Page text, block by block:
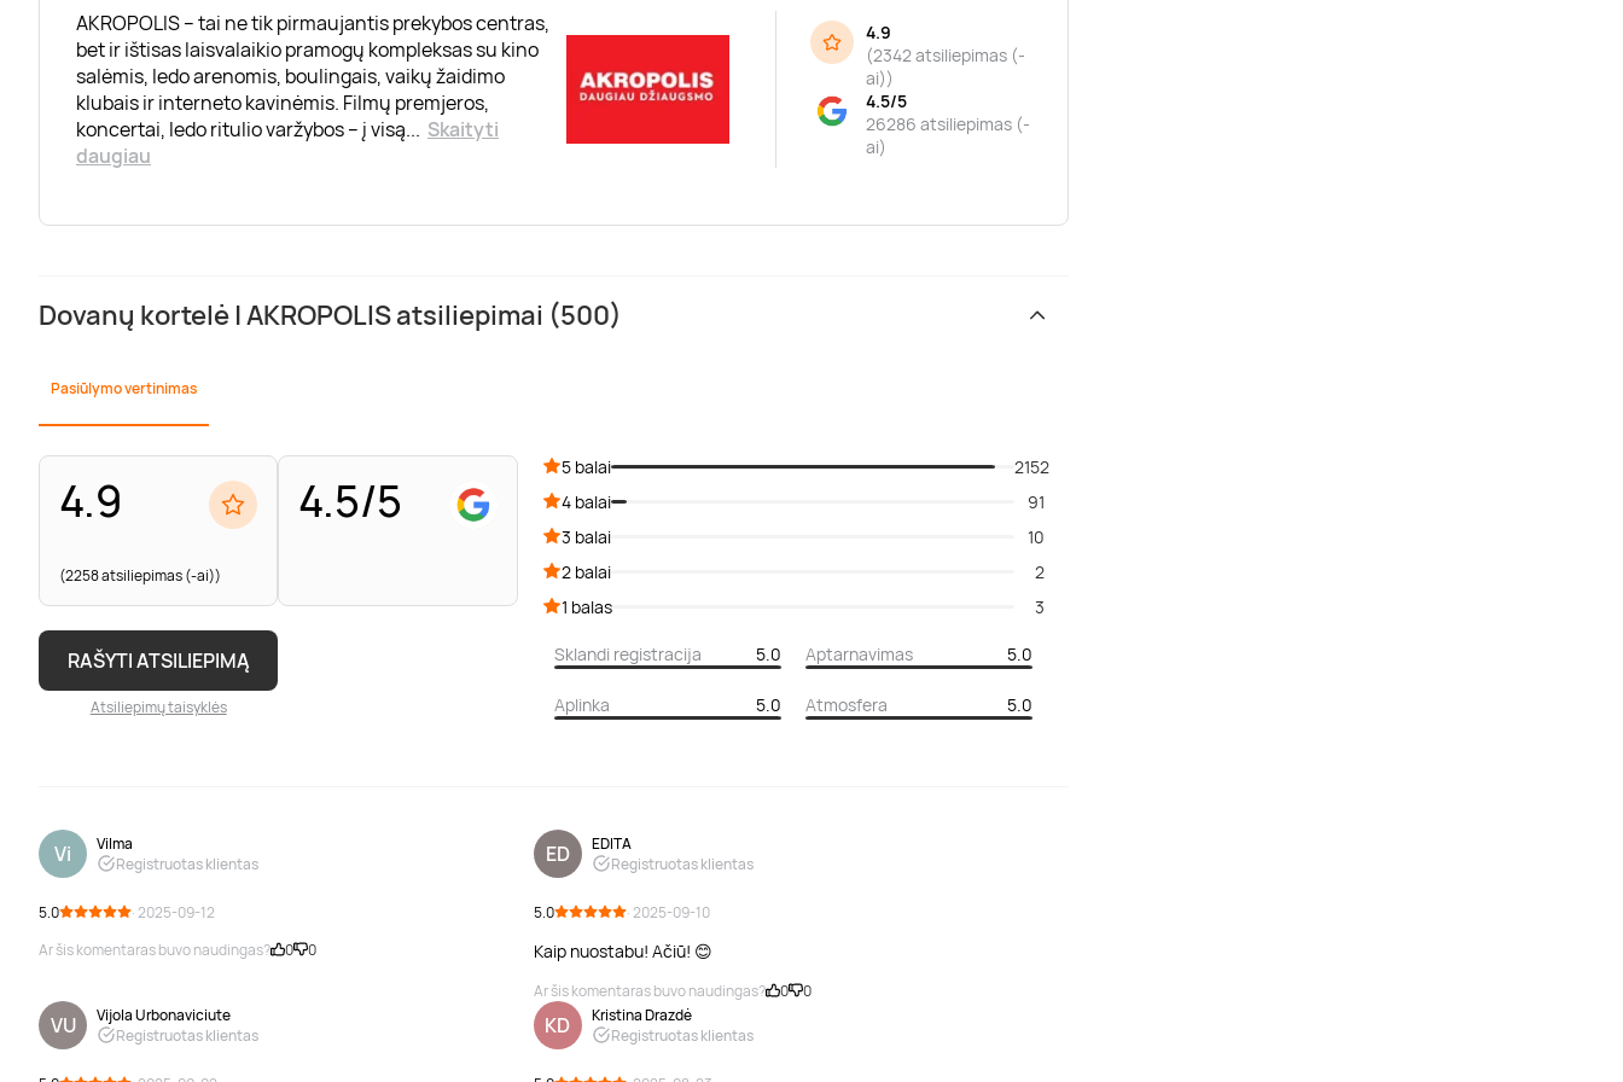
AKROPOLIS – tai ne tik pirmaujantis prekybos centras,
bet ir ištisas laisvalaikio pramogų kompleksas su kino
salėmis, ledo arenomis, boulingais, vaikų žaidimo
klubais ir interneto kavinėmis. Filmų premjeros,
koncertai, ledo ritulio varžybos – į visą... Skaityti
daugiau
4.9
(2342 atsiliepimas (-
ai))
4.5/5
26286 atsiliepimas (-
ai)
Dovanų kortelė | AKROPOLIS atsiliepimai (500)
Pasiūlymo vertinimas
4.9
(2258 atsiliepimas (-ai))
4.5/5
RAŠYTI ATSILIEPIMĄ
Atsiliepimų taisyklės
5 balai
2152
4 balai
91
3 balai
10
2 balai
2
1 balas
3
Sklandi registracija 5.0 Aptarnavimas 5.0
Aplinka 5.0 Atmosfera 5.0
Vi
Vilma
Registruotas klientas
5.0
· 2025-09-12
Ar šis komentaras buvo naudingas?
0 0
ED
EDITA
Registruotas klientas
5.0 · 2025-09-10
Kaip nuostabu! Ačiū! 😊
Ar šis komentaras buvo naudingas? 0 0
VU
Vijola Urbonaviciute
Registruotas klientas
KD
Kristina Drazdė
Registruotas klientas